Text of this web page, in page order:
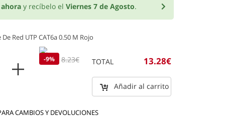
ahora y recíbelo el Viernes 7 de Agosto.
De Red UTP CAT6a 0.50 M Rojo
-9%
7.48€ 8.23€ TOTAL 13.28€
Añadir al carrito
CAMBIOS Y DEVOLUCIONES